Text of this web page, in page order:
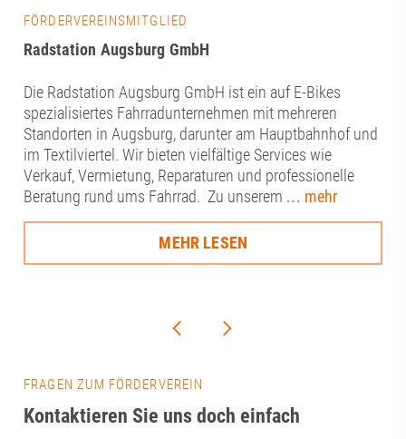
FÖRDERVEREINSMITGLIED
Radstation Augsburg GmbH
Die Radstation Augsburg GmbH ist ein auf E-Bikes
spezialisiertes Fahrradunternehmen mit mehreren
Standorten in Augsburg, darunter am Hauptbahnhof und
im Textilviertel. Wir bieten vielfältige Services wie
Verkauf, Vermietung, Reparaturen und professionelle
Beratung rund ums Fahrrad. Zu unserem ... mehr
MEHR LESEN
FRAGEN ZUM FÖRDERVEREIN
Kontaktieren Sie uns doch einfach